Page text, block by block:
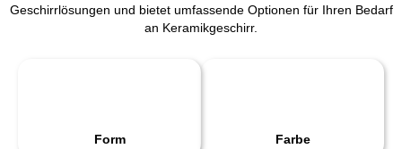
Geschirrlösungen und bietet umfassende Optionen für Ihren Bedarf
an Keramikgeschirr.
Form Farbe